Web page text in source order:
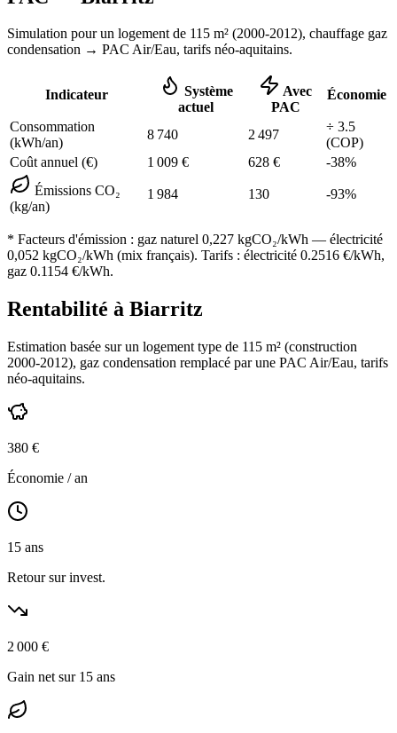
Simulation pour un logement de 115 m² (2000-2012), chauffage gaz
condensation → PAC Air/Eau, tarifs néo-aquitains.
Indicateur
Système
actuel
Avec
PAC
Économie
Consommation
(kWh/an)
8 740 2 497
÷ 3.5
(COP)
Coût annuel (€)
1 009 € 628 € -38%
Émissions CO₂
(kg/an)
1 984 130 -93%
* Facteurs d'émission : gaz naturel 0,227 kgCO₂/kWh — électricité
0,052 kgCO₂/kWh (mix français). Tarifs : électricité 0.2516 €/kWh,
gaz 0.1154 €/kWh.
Rentabilité à Biarritz
Estimation basée sur un logement type de 115 m² (construction
2000-2012), gaz condensation remplacé par une PAC Air/Eau, tarifs
néo-aquitains.
380 €
Économie / an
15 ans
Retour sur invest.
2 000 €
Gain net sur 15 ans